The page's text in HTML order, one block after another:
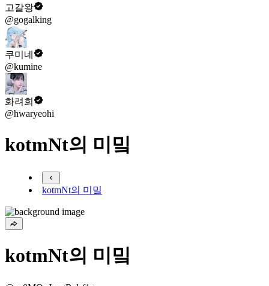
고갈왕
@gogalking
쿠미네
@kumine
화려희
@hwaryeohi
kotmNt의 미밐
kotmNt의 미밐
kotmNt의 미밐